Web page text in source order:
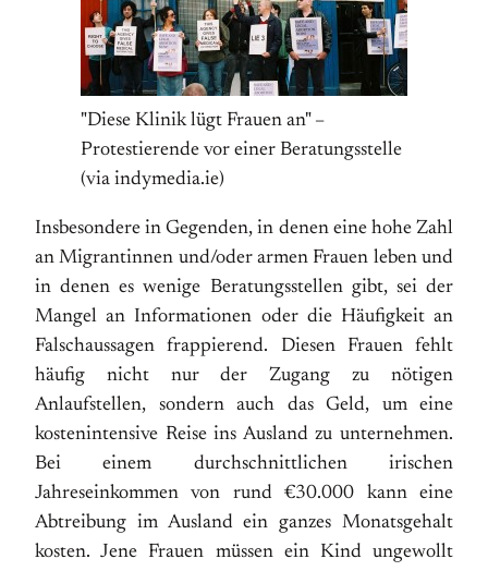
"Diese Klinik lügt Frauen an" –
Protestierende vor einer Beratungsstelle
(via indymedia.ie)
Insbesondere in Gegenden, in denen eine hohe Zahl
an Migrantinnen und/oder armen Frauen leben und
in denen es wenige Beratungsstellen gibt, sei der
Mangel an Informationen oder die Häufigkeit an
Falschaussagen frappierend. Diesen Frauen fehlt
häufig nicht nur der Zugang zu nötigen
Anlaufstellen, sondern auch das Geld, um eine
kostenintensive Reise ins Ausland zu unternehmen.
Bei einem durchschnittlichen irischen
Jahreseinkommen von rund €30.000 kann eine
Abtreibung im Ausland ein ganzes Monatsgehalt
kosten. Jene Frauen müssen ein Kind ungewollt